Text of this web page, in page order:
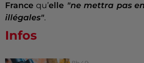
France qu’elle "ne mettra pas
illégales".
Infos